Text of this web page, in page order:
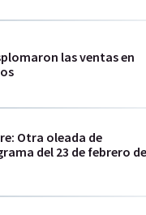
las ventas en
Otra oleada de
del 23 de febrero de